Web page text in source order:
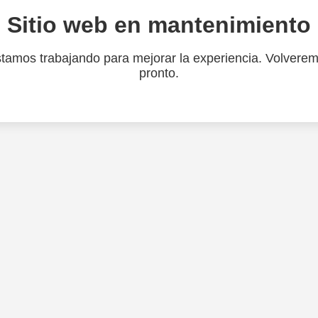
Sitio web en mantenimiento
trabajando para mejorar la experiencia.
pronto.